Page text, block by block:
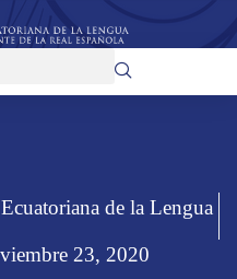
de la Lengua
23, 2020